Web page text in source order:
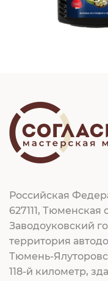
Российская
627111, Тюменская
Заводоуковский
территория
Тюмень-
118-й километр,